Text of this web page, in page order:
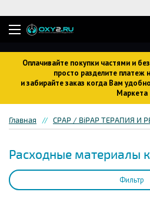
Оплачивайте покупки частями и
просто разделите платеж
и забирайте заказ когда Вам
Маркета
Главная CPAP / BiPAP ТЕРАПИЯ
Расходные материалы
Фильтр